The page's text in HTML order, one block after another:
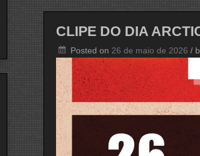
CLIPE DO DIA
Posted on 26 de maio de 2026 /